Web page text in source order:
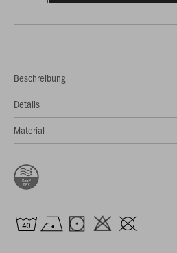
Beschreibung
Details
Material